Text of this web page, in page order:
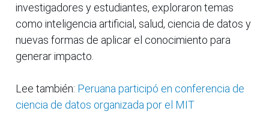
investigadores y estudiantes, exploraron temas
como inteligencia artificial, salud, ciencia de datos y
nuevas formas de aplicar el conocimiento para
generar impacto.
Lee también: Peruana participó en conferencia de
ciencia de datos organizada por el MIT